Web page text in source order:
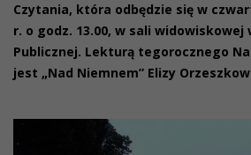
Czytania, która odbędzie się w
r. o godz. 13.00, w sali widowiskowej
Publicznej. Lekturą tegorocznego
jest „Nad Niemnem” Elizy